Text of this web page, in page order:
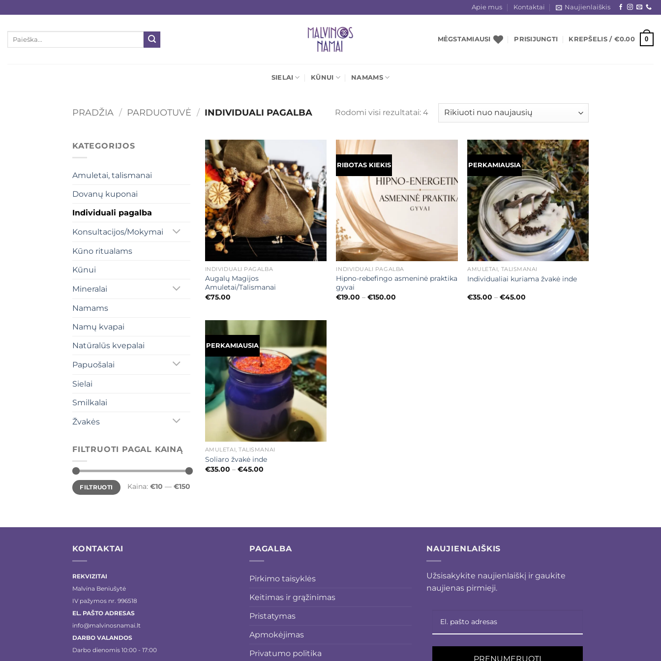
to
content
Apie mus Kontaktai Naujienlaiškis
Ieškoti:
MĖGSTAMIAUSI PRISIJUNGTI KREPŠELIS / €0.00 0
SIELAI KŪNUI NAMAMS
PRADŽIA / PARDUOTUVĖ / INDIVIDUALI PAGALBA Rodomi visi rezultatai: 4Rūšiuojama
pagal
KATEGORIJOS
Amuletai, talismanai
Dovanų kuponai
Individuali pagalba
Konsultacijos/Mokymai
Kūno ritualams
Kūnui
Mineralai
Namams
Namų kvapai
Natūralūs kvepalai
Papuošalai
Sielai
Smilkalai
Žvakės
FILTRUOTI PAGAL KAINĄ
Min
kaina
Maks
kaina
FILTRUOTI Kaina: €10 — €150
Mėgstamiausias
+
INDIVIDUALI PAGALBA
Augalų Magijos
Amuletai/Talismanai
€75.00
RIBOTAS KIEKIS
+
INDIVIDUALI PAGALBA
Hipno-rebefingo asmeninė praktika
gyvai
€19.00 – €150.00
PERKAMIAUSIA Mėgstamiausias
+
AMULETAI, TALISMANAI
Individualiai kuriama žvakė inde
€35.00 – €45.00
PERKAMIAUSIA Mėgstamiausias
AMULETAI, TALISMANAI
Soliaro žvakė inde
€35.00 – €45.00Price
KONTAKTAI
REKVIZITAI
Malvina Beniušytė
IV pažymos nr. 996518
EL. PAŠTO ADRESAS
info@malvinosnamai.lt
DARBO VALANDOS
Darbo dienomis 10:00 - 17:00
PAGALBA
Pirkimo taisyklės
Keitimas ir grąžinimas
Pristatymas
Apmokėjimas
Privatumo politika
NAUJIENLAIŠKIS
Užsisakykite naujienlaiškį ir gaukite
naujienas pirmieji.
PRENUMERUOTI